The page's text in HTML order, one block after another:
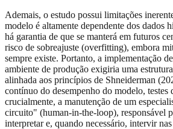
Ademais, o estudo possui limitações
modelo é altamente dependente dos dados
há garantia de que se manterá em futuros
risco de sobreajuste (overfitting), embora
sempre existe. Portanto, a implementação
ambiente de produção exigiria uma
alinhada aos princípios de Shneiderman
contínuo do desempenho do modelo, testes
crucialmente, a manutenção de um
circuito" (human-in-the-loop), responsável
interpretar e, quando necessário, intervir